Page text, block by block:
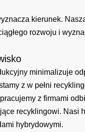
kierunek.
rozwoju i
minimalizuje
z w pełni
z firmami
recyklingowi. Nasi
hybrydowymi.